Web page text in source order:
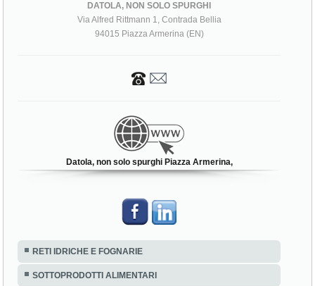
DATOLA, NON SOLO SPURGHI
Via Alfred Rittmann 1, Contrada Bellia
94015 Piazza Armerina (EN)
Datola, non solo spurghi Piazza Armerina,
RETI IDRICHE E FOGNARIE
SOTTOPRODOTTI ALIMENTARI